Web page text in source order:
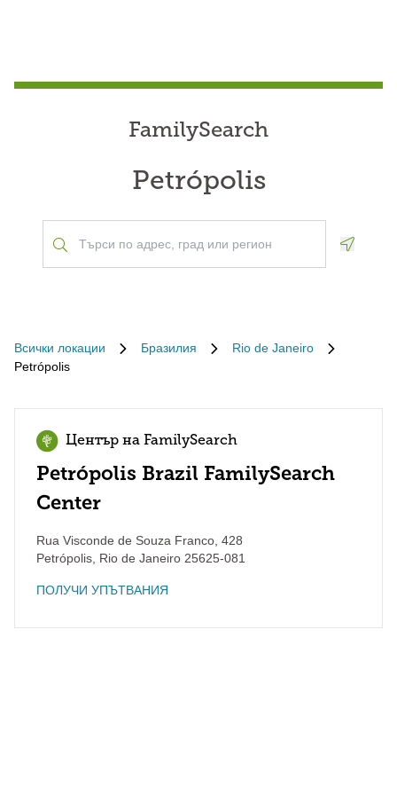
FamilySearch
Petrópolis
Всички локации Бразилия
Rio de Janeiro
Petrópolis
Център на FamilySearch
Petrópolis Brazil FamilySearch
Center
Rua Visconde de Souza Franco, 428
Petrópolis Rio de Janeiro 25625-081
ПОЛУЧИ УПЪТВАНИЯ